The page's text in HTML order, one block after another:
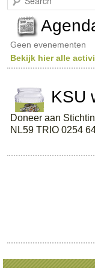
e
c
h
Geen evenementen
Bekijk hier alle
KSU
Doneer aan
NL59 TRIO 0254